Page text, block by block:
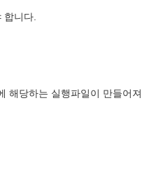
니다.
해당하는 실행파일이 만들어져